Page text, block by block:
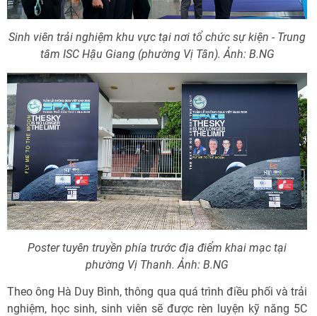
Sinh viên trải nghiệm khu vực tại nơi tổ chức sự kiện - Trung
tâm ISC Hậu Giang (phường Vị Tân). Ảnh: B.NG
Poster tuyên truyền phía trước địa điểm khai mạc tại
phường Vị Thanh. Ảnh: B.NG
Theo ông Hà Duy Bình, thông qua quá trình điều phối và trải
nghiệm, học sinh, sinh viên sẽ được rèn luyện kỹ năng 5C